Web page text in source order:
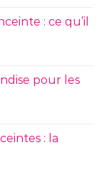
: ce qu’il
pour les
: la